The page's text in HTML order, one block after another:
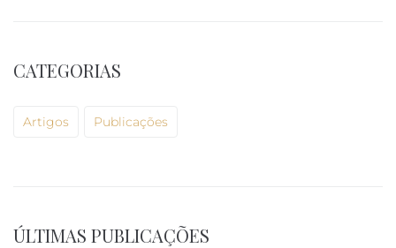
CATEGORIAS
Artigos Publicações
ÚLTIMAS PUBLICAÇÕES